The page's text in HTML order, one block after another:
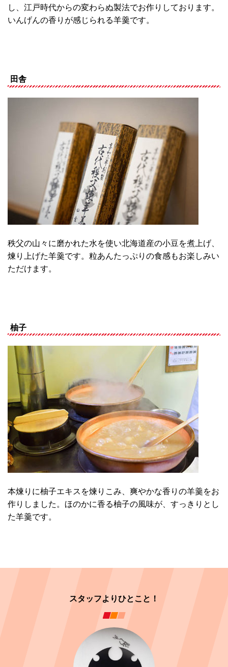
し、江戸時代からの変わらぬ製法でお作りしております。
いんげんの香りが感じられる羊羹です。
田舎
秩父の山々に磨かれた水を使い北海道産の小豆を煮上げ、
煉り上げた羊羹です。粒あんたっぷりの食感もお楽しみい
ただけます。
柚子
本煉りに柚子エキスを煉りこみ、爽やかな香りの羊羹をお
作りしました。ほのかに香る柚子の風味が、すっきりとし
た羊羹です。
スタッフよりひとこと！